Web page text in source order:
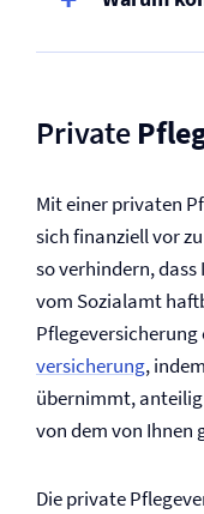
Private
Mit einer privaten
sich finanziell vor
so verhindern,
vom Sozialamt
Pflege­versicherung
versicherung,
übernimmt,
von dem von Ihnen
Die private